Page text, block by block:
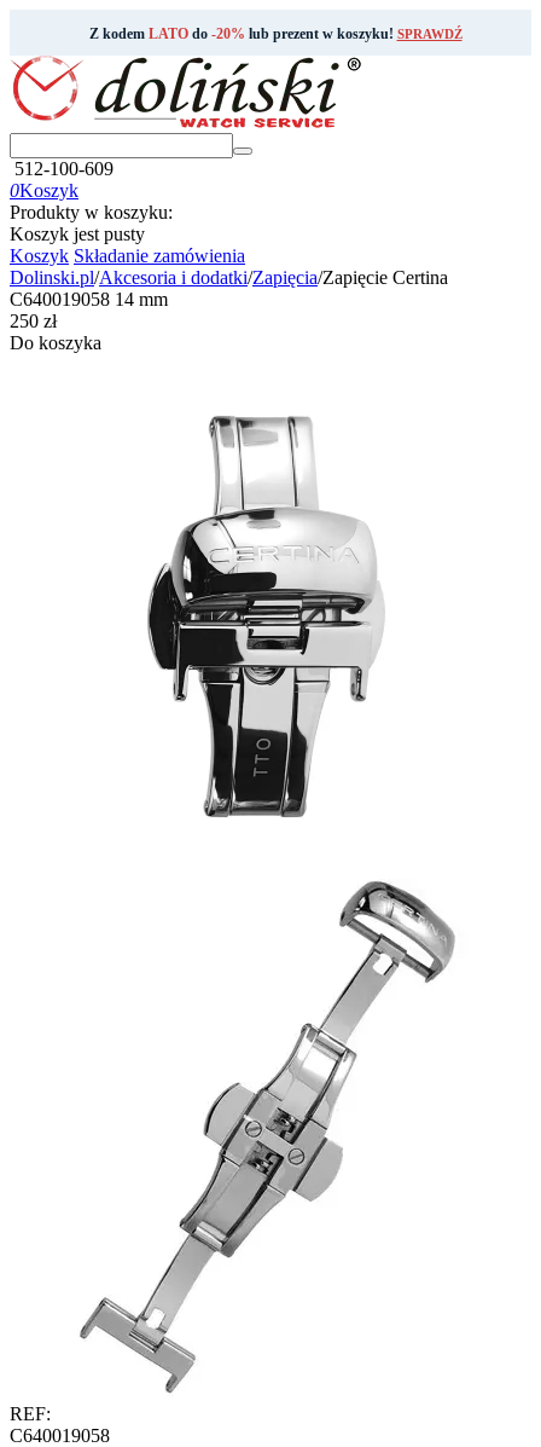
Z kodem LATOdo -20% lub prezent w koszyku! SPRAWDŹ
512-100-609
0Koszyk
Produkty w koszyku:
Koszyk jest pusty
Koszyk Składanie zamówienia
Dolinski.pl/Akcesoria i dodatki/Zapięcia/Zapięcie Certina
C640019058 14 mm
‍250‍ zł
Do koszyka
REF:
C640019058